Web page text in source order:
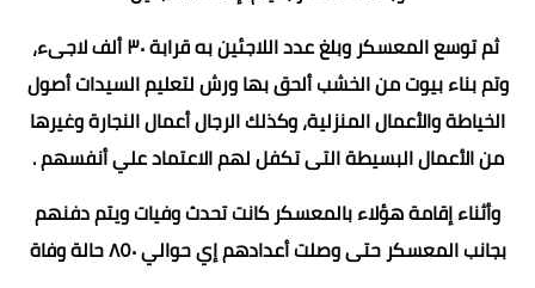
ثم توسع المعسكر وبلغ عدد اللاجئين به قرابة ٣٠ ألف لاجىء،
وتم بناء بيوت من الخشب ألحق بها ورش لتعليم السيدات أصول
الخياطة والأعمال المنزلية، وكذلك الرجال أعمال النجارة وغيرها
من الأعمال البسيطة التى تكفل لهم الاعتماد علي أنفسهم .
وأثناء إقامة هؤلاء بالمعسكر كانت تحدث وفيات ويتم دفنهم
بجانب المعسكر حتى وصلت أعدادهم إي حوالي ٨٥٠ حالة وفاة